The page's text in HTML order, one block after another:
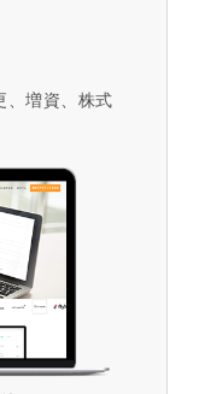
、増資、株式